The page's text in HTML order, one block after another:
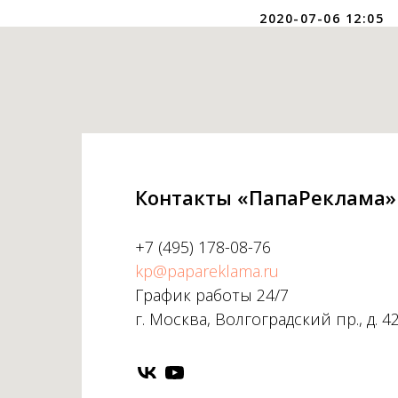
2020-07-06 12:05
Контакты «ПапаРеклама»
+7 (495) 178-08-76
kp@papareklama.ru
График работы 24/7
г. Москва, Волгоградский пр., д.